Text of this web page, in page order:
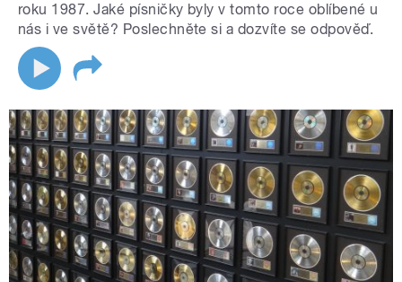
roku 1987. Jaké písničky byly v tomto roce oblíbené u
nás i ve světě? Poslechněte si a dozvíte se odpověď.